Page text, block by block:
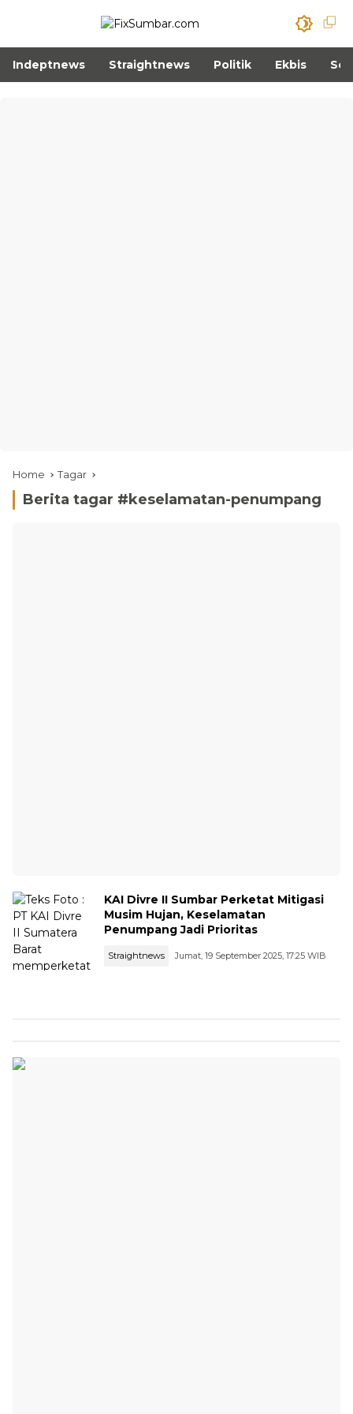
Indeptnews Straightnews Politik Ekbis
Home Tagar
Berita tagar #keselamatan-penumpang
KAI Divre II Sumbar Perketat Mitigasi
Musim Hujan, Keselamatan
Penumpang Jadi Prioritas
Straightnews Jumat, 19 September 2025, 17:25 WIB